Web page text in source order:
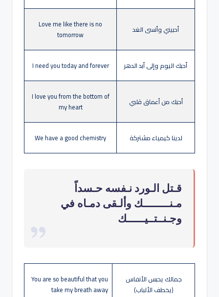
أحبيني وأنسى الغد
Love me like there is no
tomorrow
أحبك اليوم وإلى أبد الدهر I need you today and forever
أحبك من أعماق قلبي
I love you from the bottom of
my heart
لدينا كيمياء مشتركة We have a good chemistry
قـتل الـورد نـفسه حـسداً
مـنـــــــــك وألـقى دمـاه في
وجـنــتــيــــــك
جمالك يحبس الأنفاس
(يخطف الألباب)
You are so beautiful that you
take my breath away